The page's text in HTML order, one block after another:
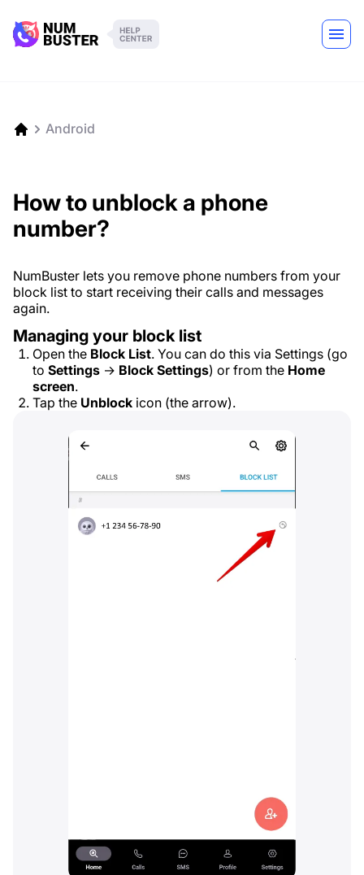
Android
How to unblock a phone
number?
NumBuster lets you remove phone numbers from your
block list to start receiving their calls and messages
again.
Managing your block list
Open the Block List. You can do this via Settings (go
to Settings → Block Settings) or from the Home
screen.
Tap the Unblock icon (the arrow).